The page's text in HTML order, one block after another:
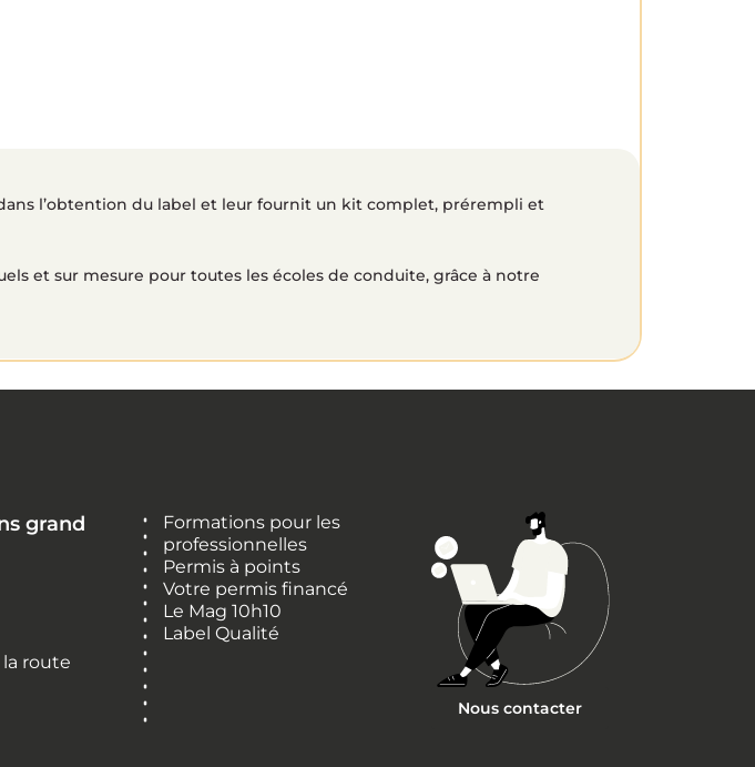
l’obtention du label et leur fournit un kit complet, prérempli et
et sur mesure pour toutes les écoles de conduite, grâce à notre
grand
route
Formations pour les
professionnelles
Permis à points
Votre permis financé
Le Mag 10h10
Label Qualité
Nous contacter